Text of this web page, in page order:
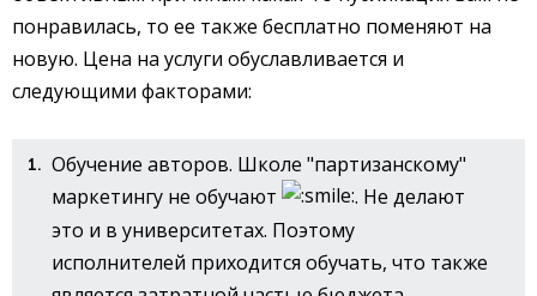
понравилась, то ее также бесплатно поменяют на
новую. Цена на услуги обуславливается и
следующими факторами:
Обучение авторов. Школе "партизанскому"
маркетингу не обучают
. Не делают
это и в университетах. Поэтому
исполнителей приходится обучать, что также